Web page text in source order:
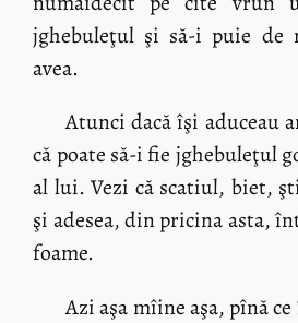
jghebuleţul şi să-i puie de
avea.
Atunci dacă îşi aduceau
că poate să-i fie jghebuleţul
al lui. Vezi că scatiul, biet,
şi adesea, din pricina asta,
foame.
Azi aşa mîine aşa, pînă